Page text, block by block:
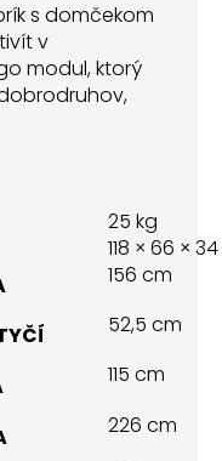
s domčekom
v
modul, ktorý
25 kg
118 × 66 ×
156 cm
52,5 cm
115 cm
226 cm